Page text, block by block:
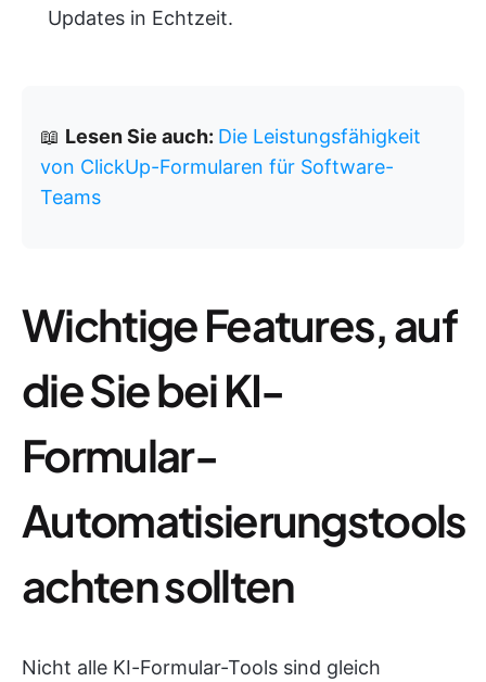
Updates in Echtzeit.
📖 Lesen Sie auch: Die Leistungsfähigkeit
von ClickUp-Formularen für Software-
Teams
Wichtige Features, auf
die Sie bei KI-
Formular-
Automatisierungstools
achten sollten
Nicht alle KI-Formular-Tools sind gleich